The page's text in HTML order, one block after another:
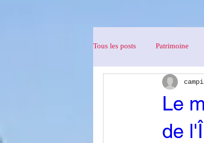
Tous les posts Patrimoine
Le
de